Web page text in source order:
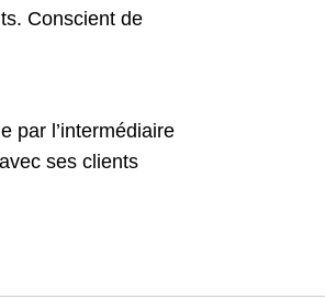
Conscient de
par l’intermédiaire
ses clients